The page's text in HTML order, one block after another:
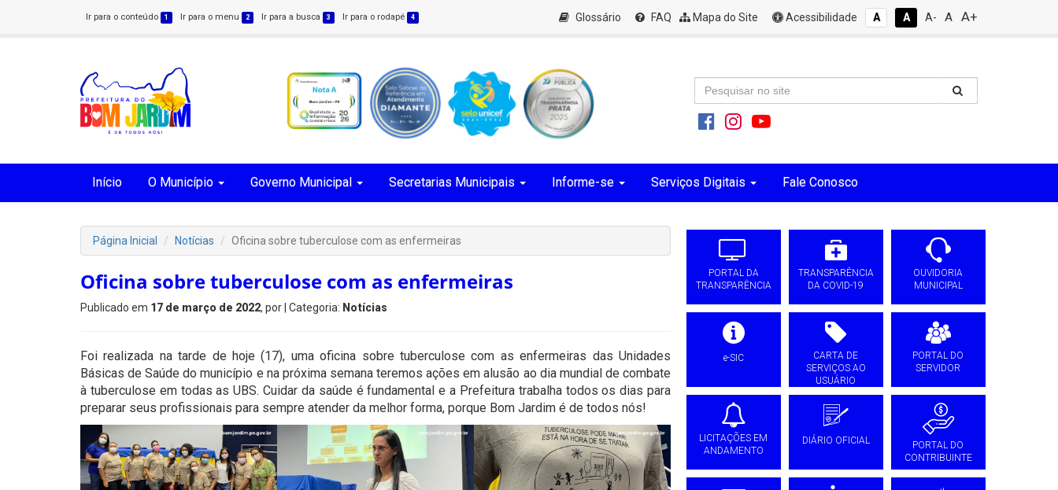
Ir para o conteúdo 1 Ir para o menu 2 Ir para a busca 3 Ir para o rodapé 4 Glossário FAQ Mapa do Site Acessibilidade A A A- A A+
Início O Município Governo Municipal Secretarias Municipais Informe-se Serviços Digitais Fale Conosco
Página Inicial Notícias Oficina sobre tuberculose com as enfermeiras
Oficina sobre tuberculose com as enfermeiras
Publicado em 17 de março de 2022, por | Categoria: Notícias
Foi realizada na tarde de hoje (17), uma oficina sobre tuberculose com as enfermeiras das Unidades
Básicas de Saúde do município e na próxima semana teremos ações em alusão ao dia mundial de combate
à tuberculose em todas as UBS. Cuidar da saúde é fundamental e a Prefeitura trabalha todos os dias para
preparar seus profissionais para sempre atender da melhor forma, porque Bom Jardim é de todos nós!
PORTAL DA
TRANSPARÊNCIA
TRANSPARÊNCIA
DA COVID-19
OUVIDORIA
MUNICIPAL
e-SIC
CARTA DE
SERVIÇOS AO
USUÁRIO
PORTAL DO
SERVIDOR
LICITAÇÕES EM
ANDAMENTO
DIÁRIO OFICIAL
PORTAL DO
CONTRIBUINTE